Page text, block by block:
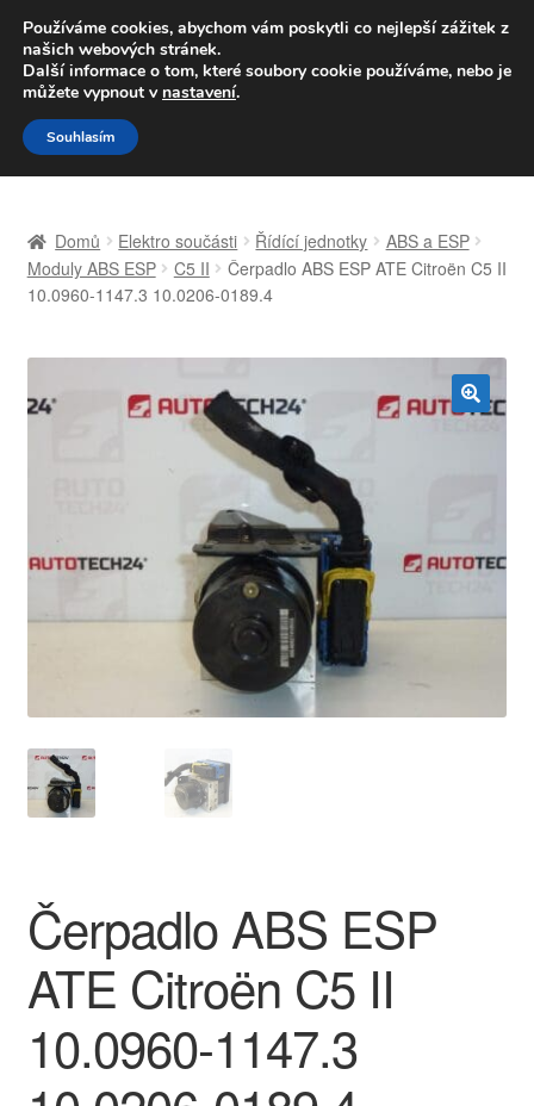
DOPRAVA od 139,-Kč
Volejte po-pá 9-16 704 494 494
Přeskočit
na
navigaci
Přejít
k
obsahu
Celosvětová doprava
O nás
Obchodní podmínky
Ochrana osobních údajů
Platby
Reklamační řád
Vrakoviště Citroën
Domů Elektro součásti Řídící jednotky
ABS a ESP
Moduly ABS ESP
C5 II
Čerpadlo ABS ESP ATE Citroën C5 II
10.0960-1147.3 10.0206-0189.4
Čerpadlo ABS ESP
ATE Citroën C5 II
10.0960-1147.3
Používáme cookies, abychom vám poskytli co nejlepší zážitek z
našich webových stránek.
Další informace o tom, které soubory cookie používáme, nebo je
můžete vypnout v nastavení.
Souhlasím